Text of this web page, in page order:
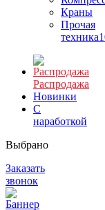
Краны
Прочая
техника
Распродажа
Новинки
С
наработкой
Выбрано
Заказать
звонок